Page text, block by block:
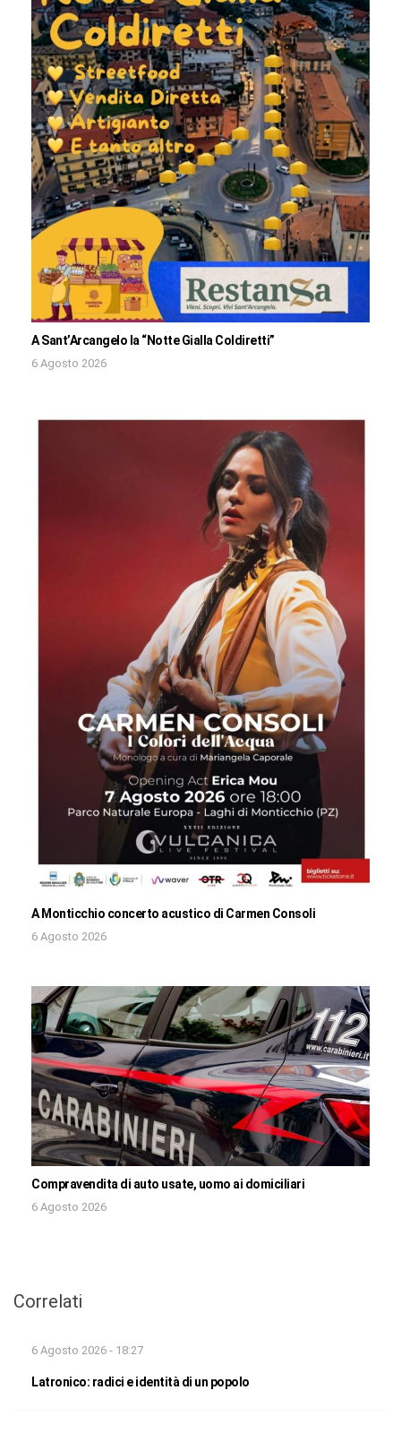
A Sant’Arcangelo la “Notte Gialla Coldiretti”
6 Agosto 2026
A Monticchio concerto acustico di Carmen Consoli
6 Agosto 2026
Compravendita di auto usate, uomo ai domiciliari
6 Agosto 2026
Correlati
6 Agosto 2026 - 18:27
Latronico: radici e identità di un popolo